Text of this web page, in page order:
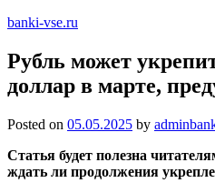
banki-vse.ru
Рубль может
доллар в марте,
Posted on 05.05.2025 by
Статья будет полезна
ждать ли продолжения